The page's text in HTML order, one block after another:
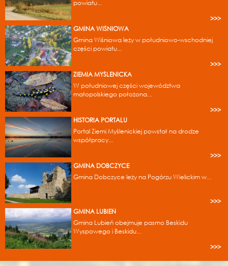
powiatu...
>>>
GMINA WIŚNIOWA
Gmina Wiśniowa leży w południowo-wschodniej
części powiatu...
>>>
ZIEMIA MYŚLENICKA
W południowej części województwa
małopolskiego położona...
>>>
HISTORIA PORTALU
Portal Ziemi Myślenickiej powstał na drodze
współpracy...
>>>
GMINA DOBCZYCE
Gmina Dobczyce leży na Pogórzu Wielickim w...
>>>
GMINA LUBIEŃ
Gmina Lubień obejmuje pasmo Beskidu
Wyspowego i Beskidu...
>>>